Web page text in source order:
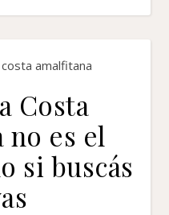
Costa
no es el
si buscás